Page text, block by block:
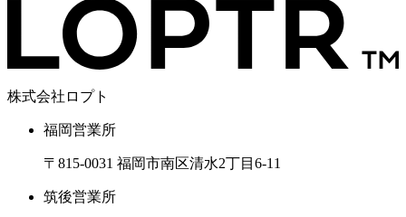
株式会社ロプト
福岡営業所
〒815-0031 福岡市南区清水2丁目6-11
筑後営業所